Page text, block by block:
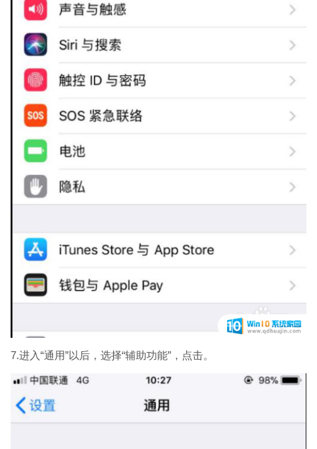
7.进入“通用”以后，选择“辅助功能”，点击。